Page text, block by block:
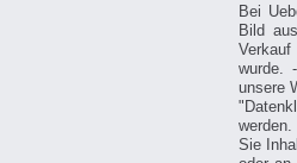
Bei
Bild
wurde.
unsere
Sie